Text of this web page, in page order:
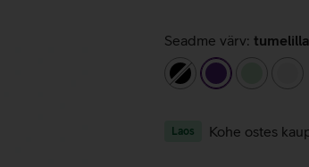
Seadme värv: tumelilla
must
tumelilla
Laos Kohe ostes